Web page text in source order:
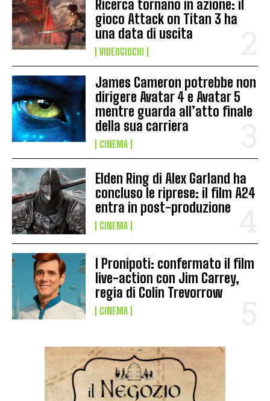
Ricerca tornano in azione: il
gioco Attack on Titan 3 ha
una data di uscita
VIDEOGIOCHI
James Cameron potrebbe non
dirigere Avatar 4 e Avatar 5
mentre guarda all’atto finale
della sua carriera
CINEMA
Elden Ring di Alex Garland ha
concluso le riprese: il film A24
entra in post-produzione
CINEMA
I Pronipoti: confermato il film
live-action con Jim Carrey,
regia di Colin Trevorrow
CINEMA